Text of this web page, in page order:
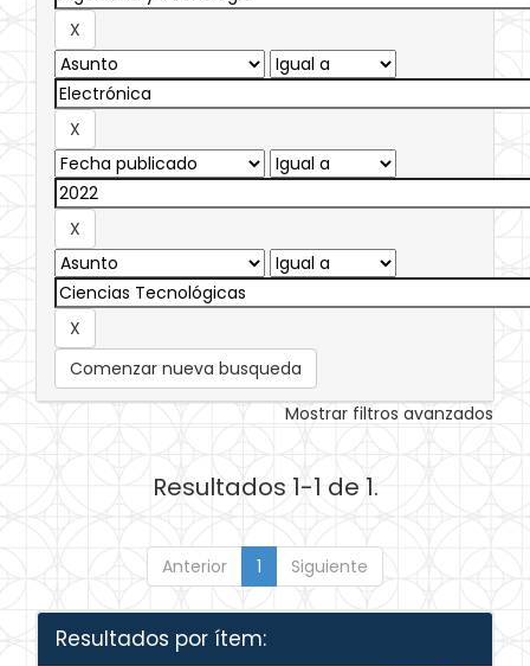
Comenzar nueva busqueda
Mostrar filtros avanzados
Resultados 1-1 de 1.
Anterior 1 Siguiente
Resultados por ítem: